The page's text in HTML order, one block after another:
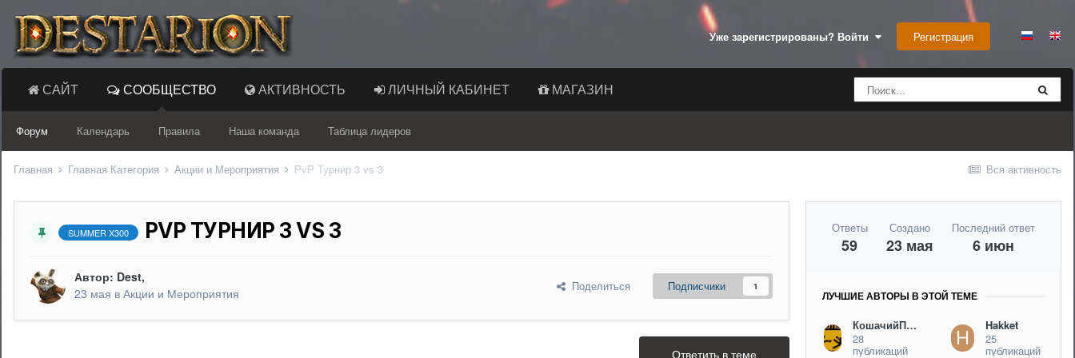
Уже зарегистрированы? Войти Регистрация
САЙТ СООБЩЕСТВО
Форум Календарь Правила Наша команда Таблица лидеров
АКТИВНОСТЬ ЛИЧНЫЙ КАБИНЕТ МАГАЗИН
Вся активность
Главная Главная Категория Акции и Мероприятия PvP Турнир 3 vs 3
SUMMER X300 PVP ТУРНИР 3 VS 3
Автор: Dest,
23 мая в Акции и Мероприятия Поделиться Подписчики 1
Ответить в теме
Ответы
59
Создано
23 мая
Последний ответ
6 июн
ЛУЧШИЕ АВТОРЫ В ЭТОЙ ТЕМЕ
КошачийПотрошок
28
публикаций
Hakket
25
публикаций